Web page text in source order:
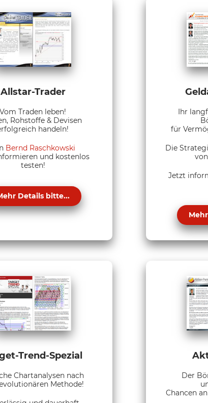
Allstar-Trader
Vom Traden leben!
Rohstoffe & Devisen
handeln!
Bernd Raschkowski
und kostenlos
testen!
Details bitte...
Ihr
für
Die
Jetzt
Trend-Spezial
Chartanalysen nach
Methode!
Der
Chancen